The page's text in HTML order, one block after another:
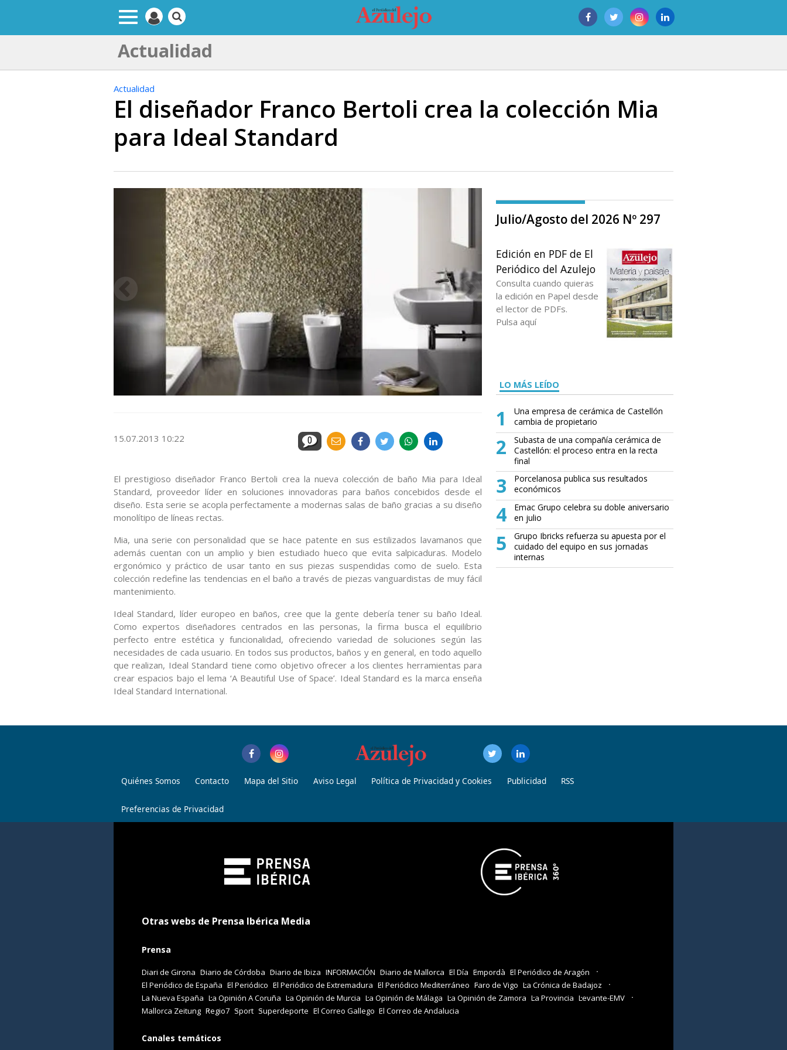
Actualidad
Actualidad
El diseñador Franco Bertoli crea la colección Mia
para Ideal Standard
15.07.2013 10:22 0
El prestigioso diseñador Franco Bertoli crea la nueva colección de baño Mia para Ideal
Standard, proveedor líder en soluciones innovadoras para baños concebidos desde el
diseño. Esta serie se acopla perfectamente a modernas salas de baño gracias a su diseño
monolítipo de líneas rectas.
Mia, una serie con personalidad que se hace patente en sus estilizados lavamanos que
además cuentan con un amplio y bien estudiado hueco que evita salpicaduras. Modelo
ergonómico y práctico de usar tanto en sus piezas suspendidas como de suelo. Esta
colección redefine las tendencias en el baño a través de piezas vanguardistas de muy fácil
mantenimiento.
Ideal Standard, líder europeo en baños, cree que la gente debería tener su baño Ideal.
Como expertos diseñadores centrados en las personas, la firma busca el equilibrio
perfecto entre estética y funcionalidad, ofreciendo variedad de soluciones según las
necesidades de cada usuario. En todos sus productos, baños y en general, en todo aquello
que realizan, Ideal Standard tiene como objetivo ofrecer a los clientes herramientas para
crear espacios bajo el lema ‘A Beautiful Use of Space’. Ideal Standard es la marca enseña
Ideal Standard International.
Julio/Agosto del 2026 Nº 297
Edición en PDF de El
Periódico del Azulejo
Consulta cuando quieras
la edición en Papel desde
el lector de PDFs.
Pulsa aquí
LO MÁS LEÍDO
1
Una empresa de cerámica de Castellón
cambia de propietario
2
Subasta de una compañía cerámica de
Castellón: el proceso entra en la recta
final
3
Porcelanosa publica sus resultados
económicos
4
Emac Grupo celebra su doble aniversario
en julio
5
Grupo Ibricks refuerza su apuesta por el
cuidado del equipo en sus jornadas
internas
Quiénes Somos Contacto Mapa del Sitio Aviso Legal Política de Privacidad y Cookies Publicidad RSS
Preferencias de Privacidad
Otras webs de Prensa Ibérica Media
Prensa
Diari de Girona Diario de Córdoba Diario de Ibiza INFORMACIÓN Diario de Mallorca El Día Empordà El Periódico de Aragón
El Periódico de España El Periódico El Periódico de Extremadura El Periódico Mediterráneo Faro de Vigo La Crónica de Badajoz
La Nueva España La Opinión A Coruña La Opinión de Murcia La Opinión de Málaga La Opinión de Zamora La Provincia Levante-EMV
Mallorca Zeitung Regio7 Sport Superdeporte El Correo Gallego El Correo de Andalucia
Canales temáticos